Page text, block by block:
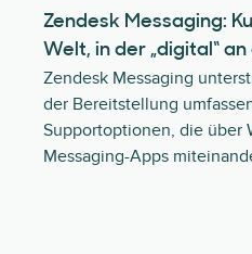
Zendesk Messaging:
Welt, in der „digital“
Zendesk Messaging
der Bereitstellung
Supportoptionen, die über
Messaging-Apps